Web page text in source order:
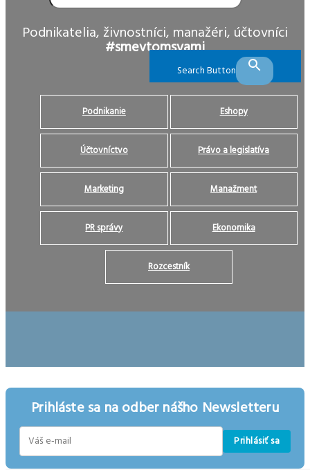
Search Button
Podnikatelia, živnostníci, manažéri, účtovníci
#smevtomsvami
Podnikanie Eshopy
Účtovníctvo Právo a legislatíva
Marketing Manažment
PR správy Ekonomika
Rozcestník
Prihláste sa na odber nášho Newsletteru
Prihlásiť sa